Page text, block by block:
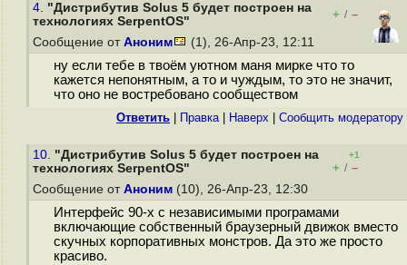
4. "Дистрибутив Solus 5 будет построен на
технологиях SerpentOS"
+ / –
Сообщение от Аноним (1), 26-Апр-23, 12:11
ну если тебе в твоём уютном маня мирке что то
кажется непонятным, а то и чуждым, то это не значит,
что оно не востребовано сообществом
Ответить Правка| Наверх Cообщить модератору
10. "Дистрибутив Solus 5 будет построен на
технологиях SerpentOS"
+1
+ / –
Сообщение от Аноним (10), 26-Апр-23, 12:30
Интерфейс 90-х с независимыми програмами
включающие собственный браузерный движок вместо
скучных корпоративных монстров. Да это же просто
красиво.